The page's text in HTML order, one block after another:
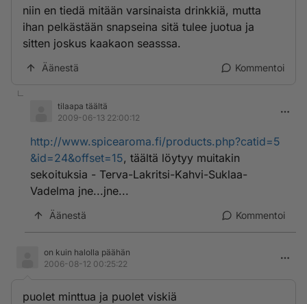
niin en tiedä mitään varsinaista drinkkiä, mutta
ihan pelkästään snapseina sitä tulee juotua ja
sitten joskus kaakaon seasssa.
Äänestä Kommentoi
tilaapa täältä
2009-06-13 22:00:12
http://www.spicearoma.fi/products.php?catid=5
&id=24&offset=15, täältä löytyy muitakin
sekoituksia - Terva-Lakritsi-Kahvi-Suklaa-
Vadelma jne...jne...
Äänestä Kommentoi
on kuin halolla päähän
2006-08-12 00:25:22
puolet minttua ja puolet viskiä